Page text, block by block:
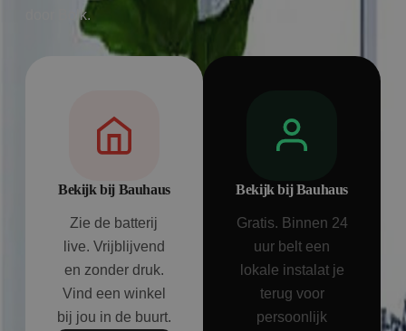
door Bolk.
Bekijk bij Bauhaus
Zie de batterij
live. Vrijblijvend
en zonder druk.
Vind een winkel
bij jou in de buurt.
Bekijk bij Bauhaus
Gratis. Binnen 24
uur belt een
lokale instalat je
terug voor
persoonlijk